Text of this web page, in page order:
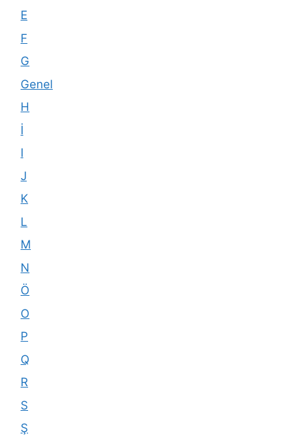
E
F
G
Genel
H
İ
I
J
K
L
M
N
Ö
O
P
Q
R
S
Ş